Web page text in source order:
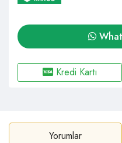
Kredi Kartı
Yorumlar